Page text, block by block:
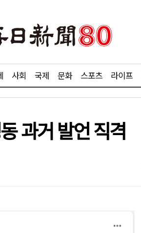
사회 국제 문화 스포츠 라이프
과거 발언 직격